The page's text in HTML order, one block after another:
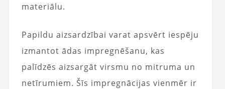
materiālu.
Papildu aizsardzībai varat apsvērt iespēju
izmantot ādas impregnēšanu, kas
palīdzēs aizsargāt virsmu no mitruma un
netīrumiem. Šīs impregnācijas vienmēr ir